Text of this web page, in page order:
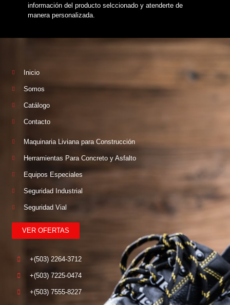
información del producto selccionado y atenderte de
manera personalizada.
Inicio
Somos
Catálogo
Contacto
Maquinaria Liviana para Construcción
Herramientas Para Concreto y Asfalto
Equipos Especiales
Seguridad Industrial
Seguridad Vial
VER OFERTAS
+(503) 2264-3712
+(503) 7225-0474
+(503) 7555-8227